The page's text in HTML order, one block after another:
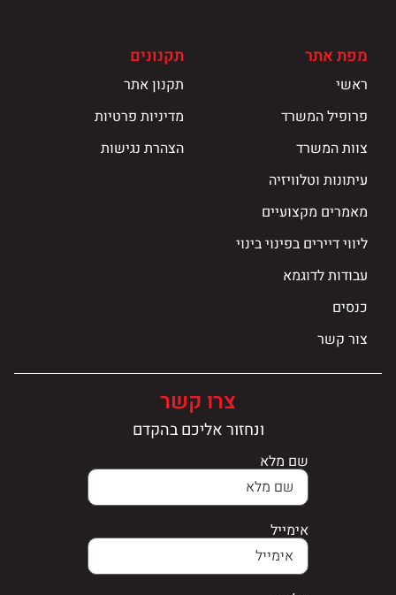
מפת אתר
ראשי
פרופיל המשרד
צוות המשרד
עיתונות וטלוויזיה
מאמרים מקצועיים
ליווי דיירים בפינוי בינוי
עבודות לדוגמא
כנסים
צור קשר
תקנונים
תקנון אתר
מדיניות פרטיות
הצהרת נגישות
צרו קשר
ונחזור אליכם בהקדם
שם מלא
אימייל